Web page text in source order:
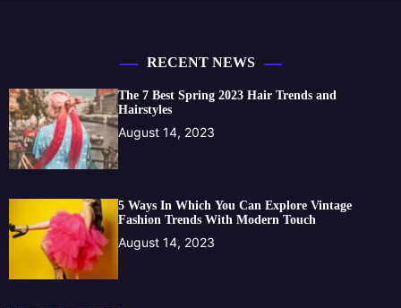
RECENT NEWS
The 7 Best Spring 2023 Hair Trends and
Hairstyles
August 14, 2023
5 Ways In Which You Can Explore Vintage
Fashion Trends With Modern Touch
August 14, 2023